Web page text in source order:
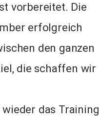
vorbereitet. Die
erfolgreich
den ganzen
die schaffen wir
das Training